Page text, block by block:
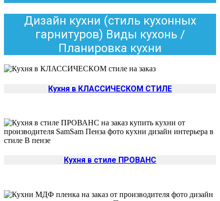
Дизайн кухни (стиль кухонных
гарнитуров) Виды кухонь /
Планировка кухни
Кухня в КЛАССИЧЕСКОМ СТИЛЕ
Кухня в стиле ПРОВАНС